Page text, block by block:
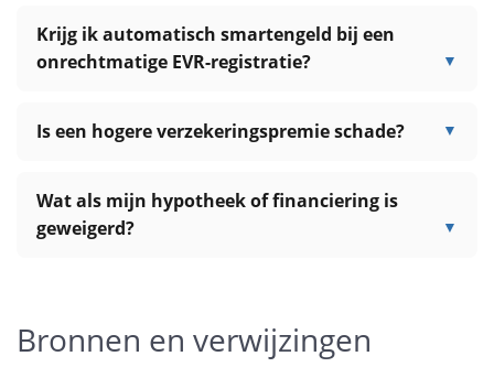
Krijg ik automatisch smartengeld bij een
onrechtmatige EVR-registratie?
Is een hogere verzekeringspremie schade?
Wat als mijn hypotheek of financiering is
geweigerd?
Bronnen en verwijzingen